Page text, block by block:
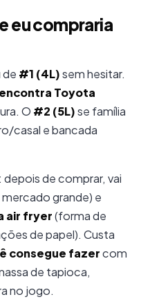
eu compraria
de #1 (4L)sem hesitar.
Toyota
O #2 (5L)se família
casal e bancada
: depois de comprar, vai
grande) e
air fryer(forma de
de papel). Custa
consegue fazercom
de tapioca,
no jogo.